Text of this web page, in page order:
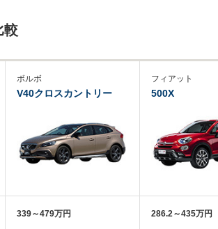
較
ボルボ
V40クロスカントリー
339～479万円
フィアット
500X
286.2～435万円